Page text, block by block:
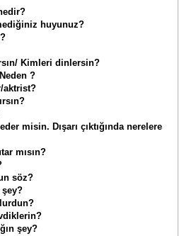
huyunuz?
Kimleri dinlersin?
?
aktrist?
misin. Dışarı çıktığında nerelere
mısın?
söz?
şey?